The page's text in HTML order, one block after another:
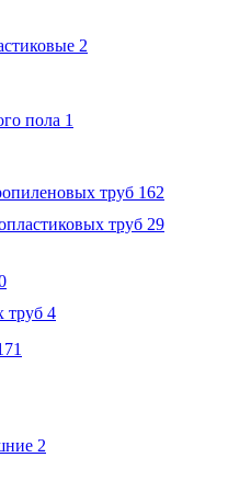
2
пола 1
труб 162
труб 29
труб 4
2